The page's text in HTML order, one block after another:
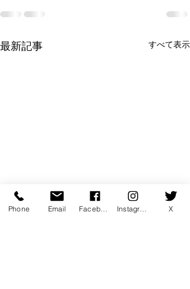
最新記事 すべて表示
Phone Email X